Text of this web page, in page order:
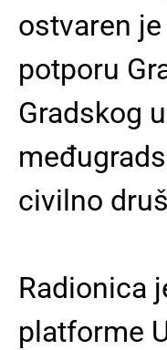
ostvaren
potporu
Gradskog
civilno
Radionica
platforme